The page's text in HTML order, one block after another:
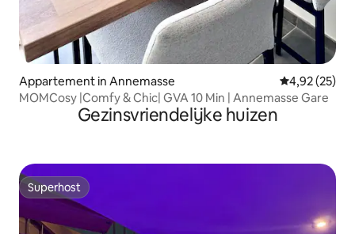
Appartement in Annemasse Gemiddelde
4,92 (25)
MOMCosy |Comfy & Chic| GVA 10 Min | Annemasse Gare
Gezinsvriendelijke huizen
Superhost
Superhost